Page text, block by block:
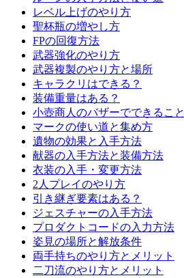
レベル上げのやり方
聖杯瓶の増やし方
FPの回復方法
武器強化のやり方
武器複製のやり方と場所
キャラクリはできる？
装備重量はある？
小壺商人のバザーでできること
マークの使い道と集め方
遺物の効果と入手方法
献器の入手方法と装備方法
衣装の入手・変更方法
2人プレイのやり方
引き継ぎ要素はある？
ジェスチャーの入手方法
プロダクトコードの入力方法
姿見の場所と解放条件
両手持ちのやり方とメリット
二刀流のやり方とメリット